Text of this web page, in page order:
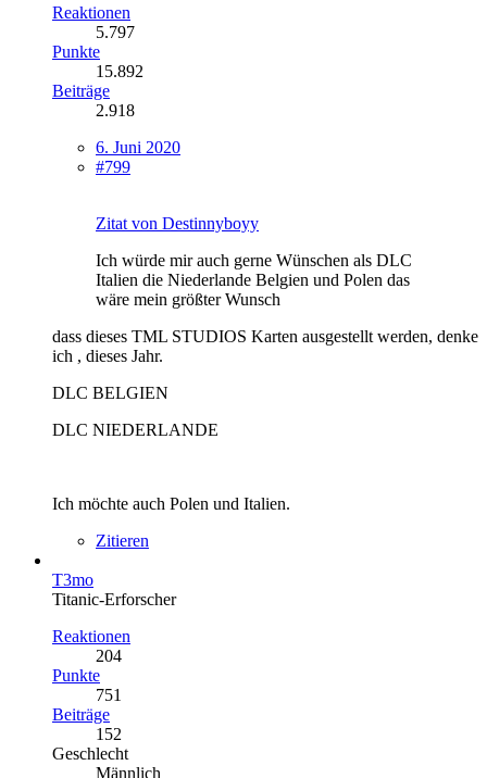
Reaktionen
5.797
Punkte
15.892
Beiträge
2.918
6. Juni 2020
#799
Zitat von Destinnyboyy
Ich würde mir auch gerne Wünschen als DLC
Italien die Niederlande Belgien und Polen das
wäre mein größter Wunsch
dass dieses TML STUDIOS Karten ausgestellt werden, denke
ich , dieses Jahr.
DLC BELGIEN
DLC NIEDERLANDE
Ich möchte auch Polen und Italien.
Zitieren
T3mo
Titanic-Erforscher
Reaktionen
204
Punkte
751
Beiträge
152
Geschlecht
Männlich